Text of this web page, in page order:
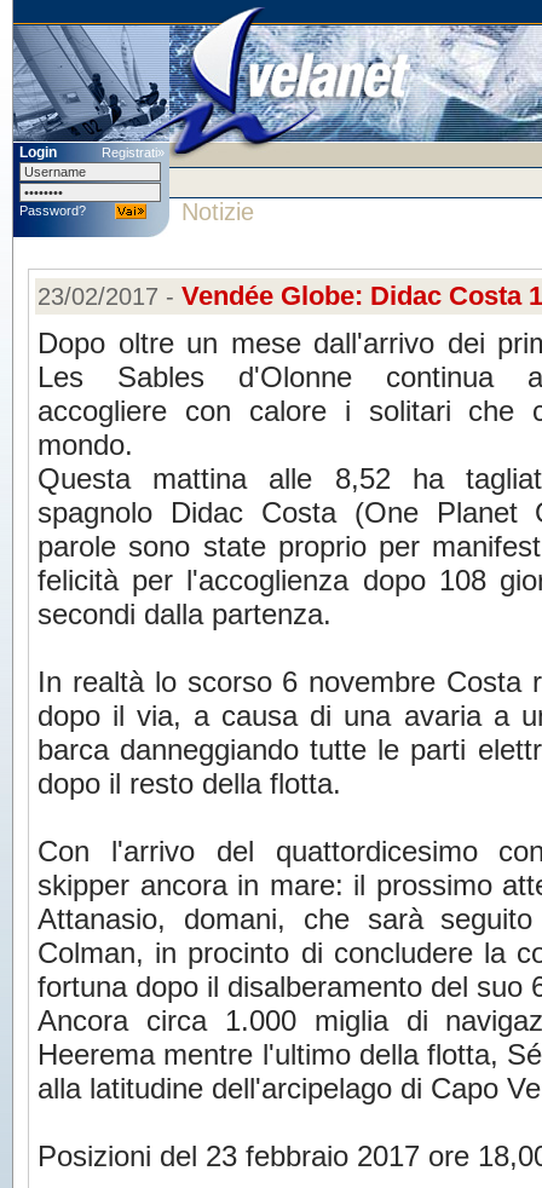
Login Registrati»
Password? Notizie
23/02/2017 - Vendée Globe: Didac Costa
Dopo oltre un mese dall'arrivo dei
Les Sables d'Olonne continua
accogliere con calore i solitari che
mondo.
Questa mattina alle 8,52 ha
spagnolo Didac Costa (One
parole sono state proprio per
felicità per l'accoglienza dopo 108
secondi dalla partenza.
In realtà lo scorso 6 novembre Costa
dopo il via, a causa di una avaria a
barca danneggiando tutte le parti
dopo il resto della flotta.
Con l'arrivo del quattordicesimo
skipper ancora in mare: il prossimo
Attanasio, domani, che sarà
Colman, in procinto di concludere la
fortuna dopo il disalberamento del suo
Ancora circa 1.000 miglia di
Heerema mentre l'ultimo della flotta,
alla latitudine dell'arcipelago di Capo
Posizioni del 23 febbraio 2017 ore